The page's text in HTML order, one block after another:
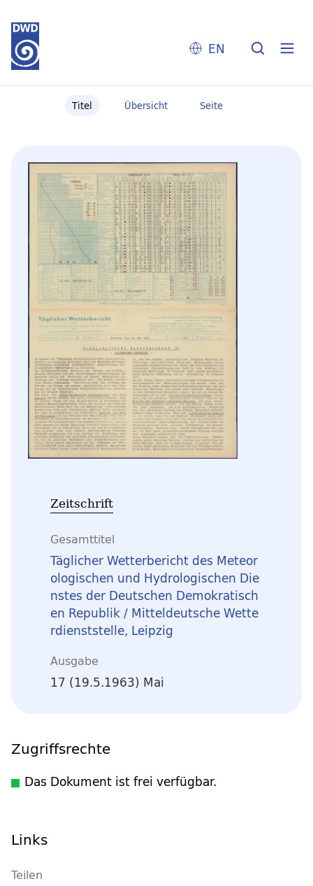
EN
Titel Übersicht Seite
Zeitschrift
Gesamttitel
Täglicher Wetterbericht des Meteor
ologischen und Hydrologischen Die
nstes der Deutschen Demokratisch
en Republik / Mitteldeutsche Wette
rdienststelle, Leipzig
Ausgabe
17 (19.5.1963) Mai
Zugriffsrechte
Das Dokument ist frei verfügbar.
Links
Teilen